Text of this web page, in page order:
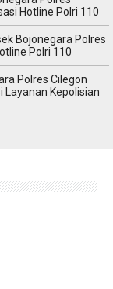
Hotline Polri 110
Bojonegara Polres
Polri 110
Polres Cilegon
Layanan Kepolisian